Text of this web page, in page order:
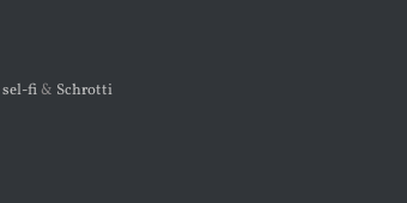
sel-fi& Schrotti